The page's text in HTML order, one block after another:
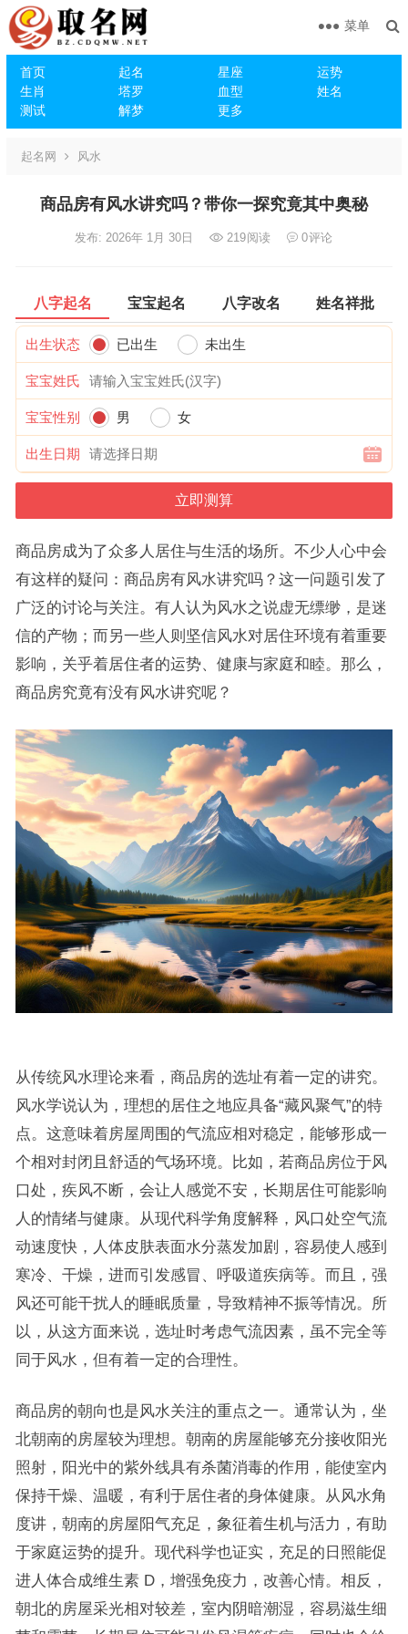
首页 起名 星座
运势
生肖
塔罗 血型
姓名
测试
解梦 更多
菜单
起名网 风水
商品房有风水讲究吗？带你一探究竟其中奥秘
发布: 2026年 1月 30日 219阅读 0评论
八字起名 宝宝起名 八字改名 姓名祥批
出生状态 已出生 未出生
宝宝姓氏
宝宝性别 男 女
出生日期
商品房成为了众多人居住与生活的场所。不少人心中会
有这样的疑问：商品房有风水讲究吗？这一问题引发了
广泛的讨论与关注。有人认为风水之说虚无缥缈，是迷
信的产物；而另一些人则坚信风水对居住环境有着重要
影响，关乎着居住者的运势、健康与家庭和睦。那么，
商品房究竟有没有风水讲究呢？
从传统风水理论来看，商品房的选址有着一定的讲究。
风水学说认为，理想的居住之地应具备“藏风聚气”的特
点。这意味着房屋周围的气流应相对稳定，能够形成一
个相对封闭且舒适的气场环境。比如，若商品房位于风
口处，疾风不断，会让人感觉不安，长期居住可能影响
人的情绪与健康。从现代科学角度解释，风口处空气流
动速度快，人体皮肤表面水分蒸发加剧，容易使人感到
寒冷、干燥，进而引发感冒、呼吸道疾病等。而且，强
风还可能干扰人的睡眠质量，导致精神不振等情况。所
以，从这方面来说，选址时考虑气流因素，虽不完全等
同于风水，但有着一定的合理性。
商品房的朝向也是风水关注的重点之一。通常认为，坐
北朝南的房屋较为理想。朝南的房屋能够充分接收阳光
照射，阳光中的紫外线具有杀菌消毒的作用，能使室内
保持干燥、温暖，有利于居住者的身体健康。从风水角
度讲，朝南的房屋阳气充足，象征着生机与活力，有助
于家庭运势的提升。现代科学也证实，充足的日照能促
进人体合成维生素 D，增强免疫力，改善心情。相反，
朝北的房屋采光相对较差，室内阴暗潮湿，容易滋生细